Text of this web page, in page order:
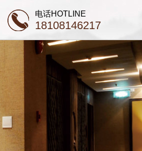
电话HOTLINE
18108146217